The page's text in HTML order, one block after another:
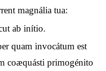
magnália tua:
ab inítio.
quam invocátum est
coæquásti primogénito